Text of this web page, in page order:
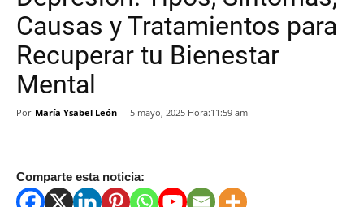
Causas y Tratamientos para
Recuperar tu Bienestar
Mental
Por María Ysabel León - 5 mayo, 2025 Hora:11:59 am
Comparte esta noticia: